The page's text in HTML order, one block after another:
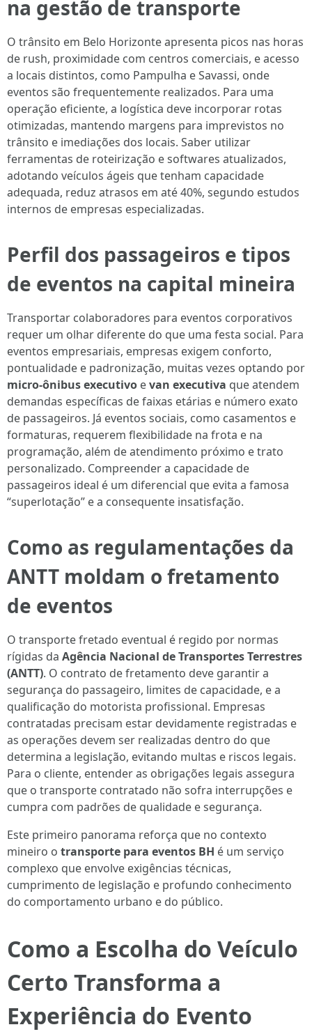
na gestão de transporte
O trânsito em Belo Horizonte apresenta picos nas horas
de rush, proximidade com centros comerciais, e acesso
a locais distintos, como Pampulha e Savassi, onde
eventos são frequentemente realizados. Para uma
operação eficiente, a logística deve incorporar rotas
otimizadas, mantendo margens para imprevistos no
trânsito e imediações dos locais. Saber utilizar
ferramentas de roteirização e softwares atualizados,
adotando veículos ágeis que tenham capacidade
adequada, reduz atrasos em até 40%, segundo estudos
internos de empresas especializadas.
Perfil dos passageiros e tipos
de eventos na capital mineira
Transportar colaboradores para eventos corporativos
requer um olhar diferente do que uma festa social. Para
eventos empresariais, empresas exigem conforto,
pontualidade e padronização, muitas vezes optando por
micro-ônibus executivo evan executiva que atendem
demandas específicas de faixas etárias e número exato
de passageiros. Já eventos sociais, como casamentos e
formaturas, requerem flexibilidade na frota e na
programação, além de atendimento próximo e trato
personalizado. Compreender a capacidade de
passageiros ideal é um diferencial que evita a famosa
“superlotação” e a consequente insatisfação.
Como as regulamentações da
ANTT moldam o fretamento
de eventos
O transporte fretado eventual é regido por normas
rígidas da Agência Nacional de Transportes Terrestres
(ANTT). O contrato de fretamento deve garantir a
segurança do passageiro, limites de capacidade, e a
qualificação do motorista profissional. Empresas
contratadas precisam estar devidamente registradas e
as operações devem ser realizadas dentro do que
determina a legislação, evitando multas e riscos legais.
Para o cliente, entender as obrigações legais assegura
que o transporte contratado não sofra interrupções e
cumpra com padrões de qualidade e segurança.
Este primeiro panorama reforça que no contexto
mineiro o transporte para eventos BH é um serviço
complexo que envolve exigências técnicas,
cumprimento de legislação e profundo conhecimento
do comportamento urbano e do público.
Como a Escolha do Veículo
Certo Transforma a
Experiência do Evento